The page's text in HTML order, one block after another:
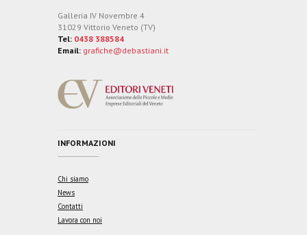
Galleria IV Novembre 4
31029 Vittorio Veneto (TV)
Tel: 0438 388584
Email: grafiche@debastiani.it
INFORMAZIONI
Chi siamo
News
Contatti
Lavora con noi